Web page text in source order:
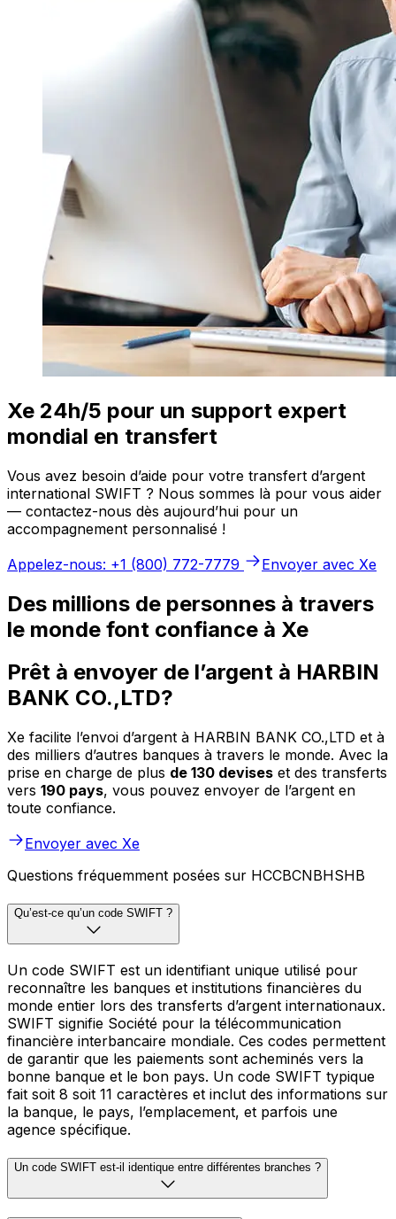
Xe 24h/5 pour un support expert
mondial en transfert
Vous avez besoin d’aide pour votre transfert d’argent
international SWIFT ? Nous sommes là pour vous aider
— contactez-nous dès aujourd’hui pour un
accompagnement personnalisé !
Appelez-nous: +1 (800) 772-7779
Envoyer avec Xe
Des millions de personnes à travers
le monde font confiance à Xe
Prêt à envoyer de l’argent à HARBIN
BANK CO.,LTD?
Xe facilite l’envoi d’argent à HARBIN BANK CO.,LTD et à
des milliers d’autres banques à travers le monde. Avec la
prise en charge de plus de 130 devises et des transferts
vers 190 pays, vous pouvez envoyer de l’argent en
toute confiance.
Envoyer avec Xe
Questions fréquemment posées sur HCCBCNBHSHB
Qu’est-ce qu’un code SWIFT ?
Un code SWIFT est un identifiant unique utilisé pour
reconnaître les banques et institutions financières du
monde entier lors des transferts d’argent internationaux.
SWIFT signifie Société pour la télécommunication
financière interbancaire mondiale. Ces codes permettent
de garantir que les paiements sont acheminés vers la
bonne banque et le bon pays. Un code SWIFT typique
fait soit 8 soit 11 caractères et inclut des informations sur
la banque, le pays, l’emplacement, et parfois une
agence spécifique.
Un code SWIFT est-il identique entre différentes branches ?